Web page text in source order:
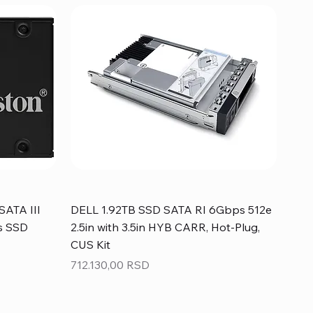
III
SSD
DELL 1.92TB SSD SATA RI 6Gbps 512e
2.5in with 3.5in HYB CARR, Hot-Plug,
CUS Kit
Price
712.130,00 RSD